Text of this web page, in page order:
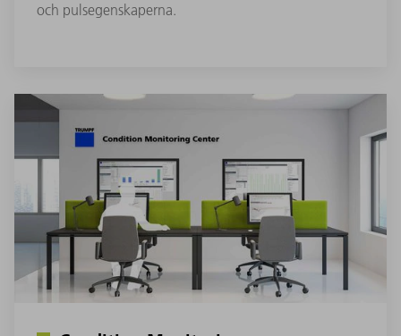
och pulsegenskaperna.